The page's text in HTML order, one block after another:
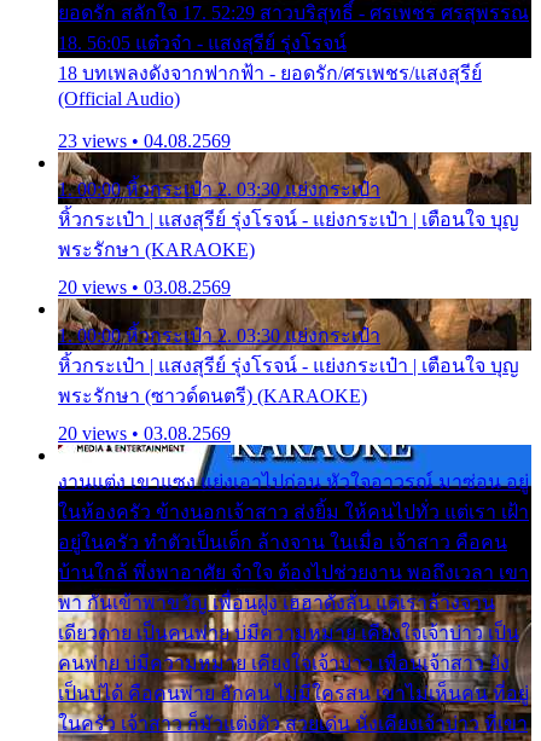
ยอดรัก สลักใจ 17. 52:29 สาวบริสุทธิ์ - ศรเพชร ศรสุพรรณ
18. 56:05 แต๋วจ๋า - แสงสุรีย์ รุ่งโรจน์
18 บทเพลงดังจากฟากฟ้า - ยอดรัก/ศรเพชร/แสงสุรีย์
(Official Audio)
23 views • 04.08.2569
1. 00:00 หิ้วกระเป๋า 2. 03:30 แย่งกระเป๋า
หิ้วกระเป๋า | แสงสุรีย์ รุ่งโรจน์ - แย่งกระเป๋า | เตือนใจ บุญ
พระรักษา (KARAOKE)
20 views • 03.08.2569
1. 00:00 หิ้วกระเป๋า 2. 03:30 แย่งกระเป๋า
หิ้วกระเป๋า | แสงสุรีย์ รุ่งโรจน์ - แย่งกระเป๋า | เตือนใจ บุญ
พระรักษา (ซาวด์ดนตรี) (KARAOKE)
20 views • 03.08.2569
งานแต่ง เขาแซง แย่งเอาไปก่อน หัวใจอาวรณ์ มาซ่อน อยู่
ในห้องครัว ข้างนอกเจ้าสาว ส่งยิ้ม ให้คนไปทั่ว แต่เรา เฝ้า
อยู่ในครัว ทำตัวเป็นเด็ก ล้างจาน ในเมื่อ เจ้าสาว คือคน
บ้านใกล้ พึ่งพาอาศัย จำใจ ต้องไปช่วยงาน พอถึงเวลา เขา
พา กันเข้าพาขวัญ เพื่อนฝูง เฮฮาดังลั่น แต่เราล้างจาน
เดียวดาย เป็นคนพ่าย บ่มีความหมาย เคียงใจเจ้าบ่าว เป็น
คนพ่าย บ่มีความหมาย เคียงใจเจ้าบ่าว เพื่อนเจ้าสาว ยัง
เป็นบ่ได้ คือคนพ่าย ฮักคน ไม่มีใครสน เขาไม่เห็นคน ที่อยู่
ในครัว เจ้าสาว ก็มัวแต่งตัว สวยเด่น นั่งเคียงเจ้าบ่าว ที่เขา